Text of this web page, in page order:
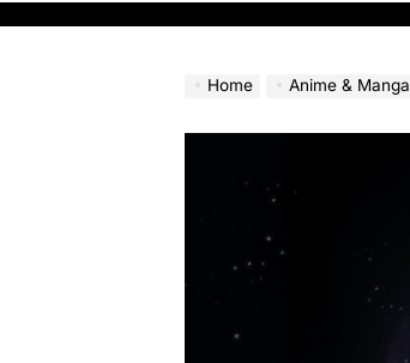
Home Anime & Manga